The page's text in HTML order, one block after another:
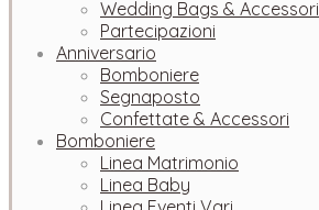
Wedding Bags & Accessori
Partecipazioni
Anniversario
Bomboniere
Segnaposto
Confettate & Accessori
Bomboniere
Linea Matrimonio
Linea Baby